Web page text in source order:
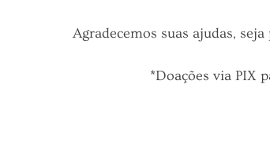
Agradecemos suas ajudas,
*Doações via PIX